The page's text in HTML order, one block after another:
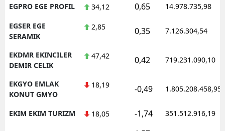
EGPRO EGE PROFIL 34,12 0,65 14.978.735,98
EGSER EGE
SERAMIK
2,85 0,35 7.126.304,54
EKDMR EKINCILER
DEMIR CELIK
47,42 0,42 719.231.090,10
EKGYO EMLAK
KONUT GMYO
18,19 -0,49 1.805.208.458,95
EKIM EKIM TURIZM 18,05 -1,74 351.512.916,19